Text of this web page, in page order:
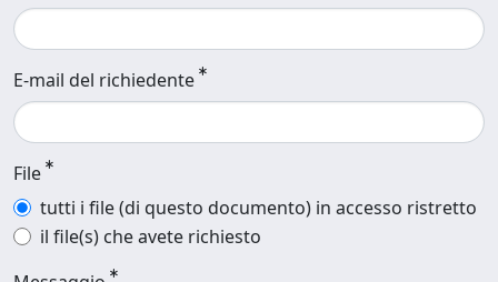
E-mail del richiedente
File
tutti i file (di questo documento) in accesso ristretto
il file(s) che avete richiesto